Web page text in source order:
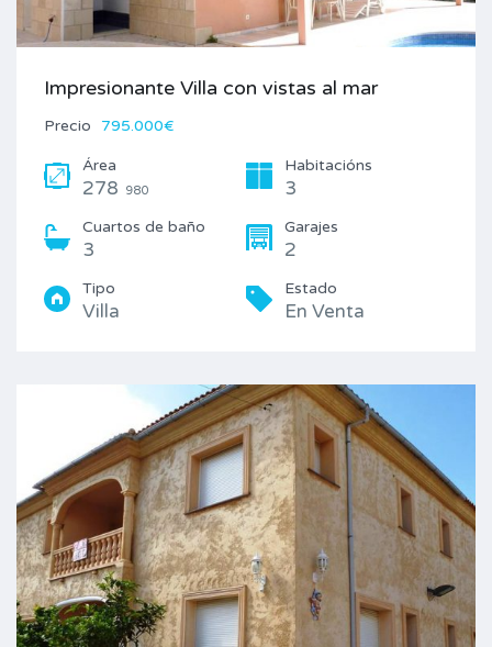
Impresionante Villa con vistas al mar
Precio 795.000€
Área
278 980
Habitacións
3
Cuartos de baño
3
Garajes
2
Tipo
Villa
Estado
En Venta